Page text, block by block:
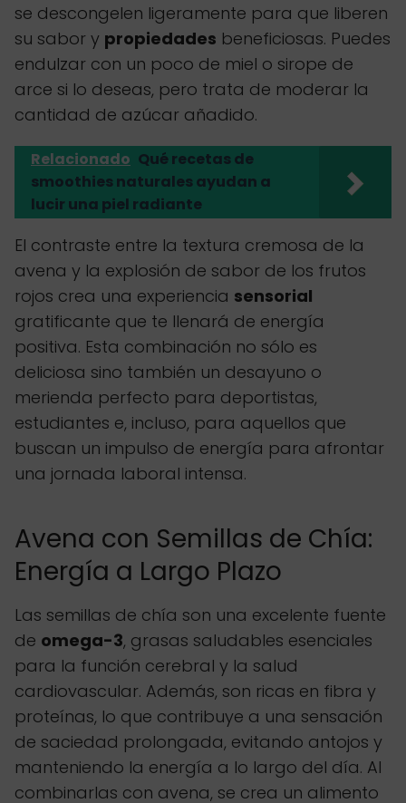
se descongelen ligeramente para que liberen
su sabor y propiedades beneficiosas. Puedes
endulzar con un poco de miel o sirope de
arce si lo deseas, pero trata de moderar la
cantidad de azúcar añadido.
Relacionado Qué recetas de
smoothies naturales ayudan a
lucir una piel radiante
El contraste entre la textura cremosa de la
avena y la explosión de sabor de los frutos
rojos crea una experiencia sensorial
gratificante que te llenará de energía
positiva. Esta combinación no sólo es
deliciosa sino también un desayuno o
merienda perfecto para deportistas,
estudiantes e, incluso, para aquellos que
buscan un impulso de energía para afrontar
una jornada laboral intensa.
Avena con Semillas de Chía:
Energía a Largo Plazo
Las semillas de chía son una excelente fuente
de omega-3, grasas saludables esenciales
para la función cerebral y la salud
cardiovascular. Además, son ricas en fibra y
proteínas, lo que contribuye a una sensación
de saciedad prolongada, evitando antojos y
manteniendo la energía a lo largo del día. Al
combinarlas con avena, se crea un alimento